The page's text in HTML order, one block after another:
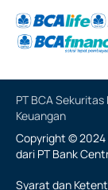
PT BCA
Keuangan
Copyright © 2024
dari PT Bank
Syarat dan